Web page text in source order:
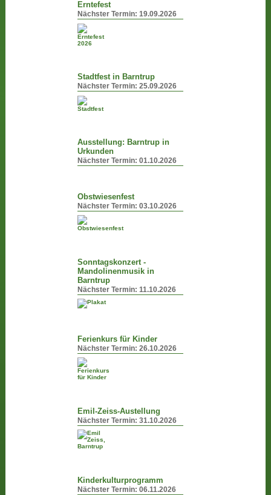
Erntefest
Nächster Termin:19.09.2026
Stadtfest in Barntrup
Nächster Termin:25.09.2026
Ausstellung: Barntrup in
Urkunden
Nächster Termin:01.10.2026
Obstwiesenfest
Nächster Termin:03.10.2026
Sonntagskonzert -
Mandolinenmusik in
Barntrup
Nächster Termin:11.10.2026
Ferienkurs für Kinder
Nächster Termin:26.10.2026
Emil-Zeiss-Austellung
Nächster Termin:31.10.2026
Kinderkulturprogramm
Nächster Termin:06.11.2026